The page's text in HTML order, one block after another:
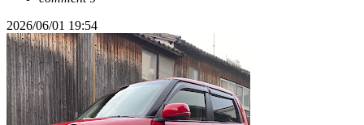
2026/06/01 19:54